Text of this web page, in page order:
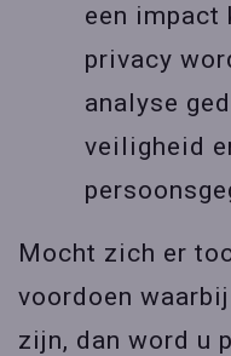
een impact
privacy
analyse
veiligheid
Mocht zich er
voordoen
zijn, dan word u